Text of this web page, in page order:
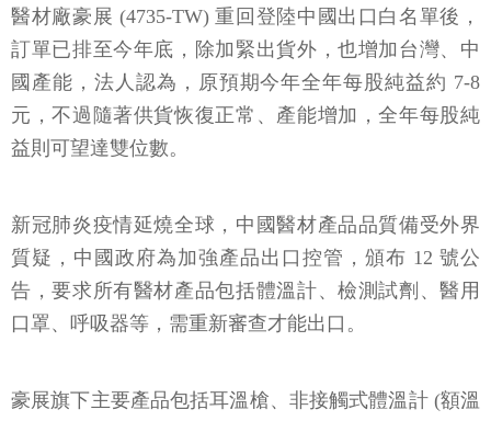
醫材廠豪展 (4735-TW) 重回登陸中國出口白名單後，
訂單已排至今年底，除加緊出貨外，也增加台灣、中
國產能，法人認為，原預期今年全年每股純益約 7-8
元，不過隨著供貨恢復正常、產能增加，全年每股純
益則可望達雙位數。
新冠肺炎疫情延燒全球，中國醫材產品品質備受外界
質疑，中國政府為加強產品出口控管，頒布 12 號公
告，要求所有醫材產品包括體溫計、檢測試劑、醫用
口罩、呼吸器等，需重新審查才能出口。
豪展旗下主要產品包括耳溫槍、非接觸式體溫計 (額溫